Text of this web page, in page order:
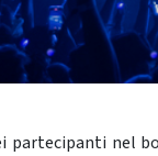
partecipanti nel